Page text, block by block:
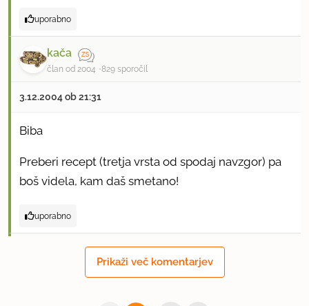
uporabno
kača
član od 2004 829 sporočil
3.12.2004 ob 21:31
Biba
Preberi recept (tretja vrsta od spodaj navzgor) pa
boš videla, kam daš smetano!
uporabno
juhica101
814 sporočil
Prikaži več komentarjev